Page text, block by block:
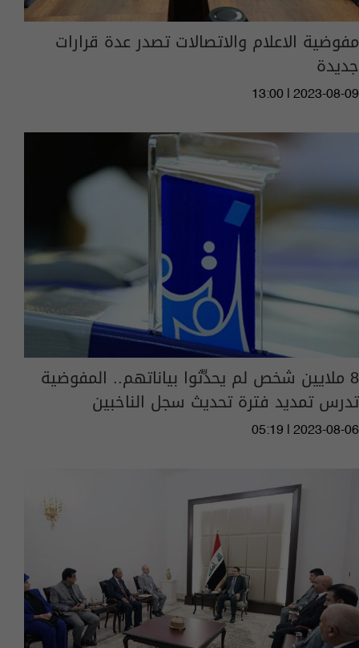
مفوضية الاعلام والاتصالات تصدر عدة قرارات
جديدة
13:00 | 2023-08-09
8 ملايين شخص لم يحدِّثوا بياناتهم.. المفوضية
تدرس تمديد فترة تحديث سجل الناخبين
05:19 | 2023-08-06